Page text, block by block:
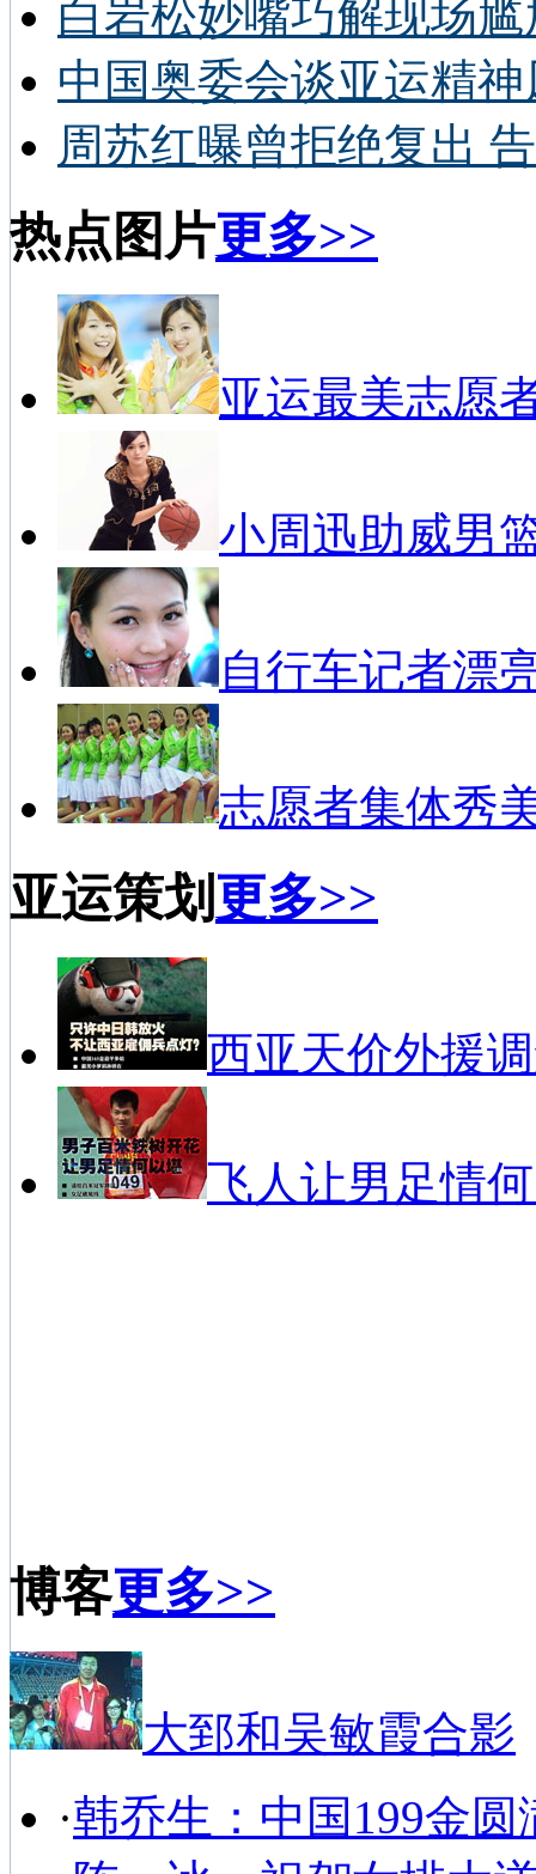
白岩松妙嘴巧解现场
中国奥委会谈亚运精
周苏红曝曾拒绝复出
热点图片更多>>
亚运最美志愿
小周迅助威男
自行车记者漂
志愿者集体秀
亚运策划 更多>>
西亚天价外援
飞人让男足情
博客更多>>
大郅和吴敏霞合影
·韩乔生：中国199金圆